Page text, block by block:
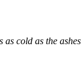
cold as the